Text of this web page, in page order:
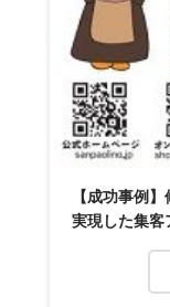
【成功事例
実現した集客